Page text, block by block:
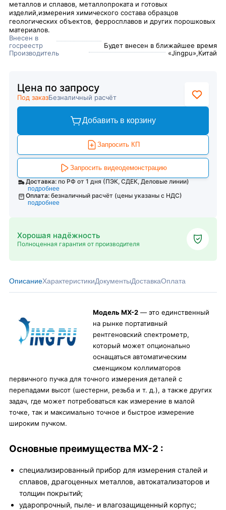
металлов и сплавов, металлопроката и готовых
изделий,измерения химического состава образцов
геологических объектов, ферросплавов и других порошковых
материалов.
Внесен в
госреестр
Будет внесен в ближайшее время
Производитель
«Jingpu»,Китай
Цена по запросу
Под заказБезналичный расчёт
Добавить в корзину
Запросить КП
Запросить видеодемонстрацию
Доставка: по РФ от 1 дня (ПЭК, СДЕК, Деловые линии)
подробнее
Оплата: безналичный расчёт (цены указаны с НДС)
подробнее
Хорошая надёжность
Полноценная гарантия от производителя
ОписаниеХарактеристикиДокументыДоставкаОплата
Модель MX-2 — это единственный
на рынке портативный
рентгеновский спектрометр,
который может опционально
оснащаться автоматическим
сменщиком коллиматоров
первичного пучка для точного измерения деталей с
перепадами высот (шестерни, резьба и т. д.), а также других
задач, где может потребоваться как измерение в малой
точке, так и максимально точное и быстрое измерение
широким пучком.
Основные преимущества MX-2 :
специализированный прибор для измерения сталей и
сплавов, драгоценных металлов, автокатализаторов и
толщин покрытий;
ударопрочный, пыле- и влагозащищенный корпус;